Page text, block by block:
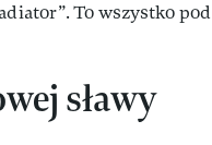
To wszystko pod
sławy